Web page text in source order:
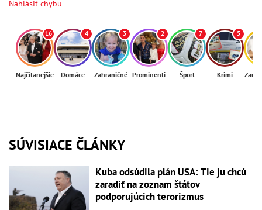
Nahlásiť chybu
16
Najčítanejšie
4
Domáce
3
Zahraničné
2
Prominenti
7
Šport
5
Krimi
SÚVISIACE ČLÁNKY
Kuba odsúdila plán USA: Tie ju chcú
zaradiť na zoznam štátov
podporujúcich terorizmus